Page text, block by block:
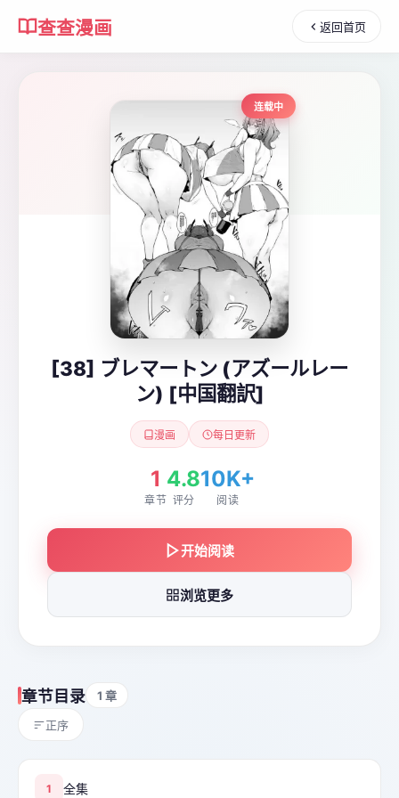
查查漫画 返回首页
连载中
[38] ブレマートン (アズールレー
ン) [中国翻訳]
漫画 每日更新
1
章节
4.8
评分
10K+
阅读
开始阅读
浏览更多
章节目录 1 章
正序
1 全集